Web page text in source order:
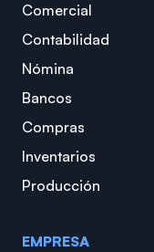
Comercial
Contabilidad
Nómina
Bancos
Compras
Inventarios
Producción
EMPRESA